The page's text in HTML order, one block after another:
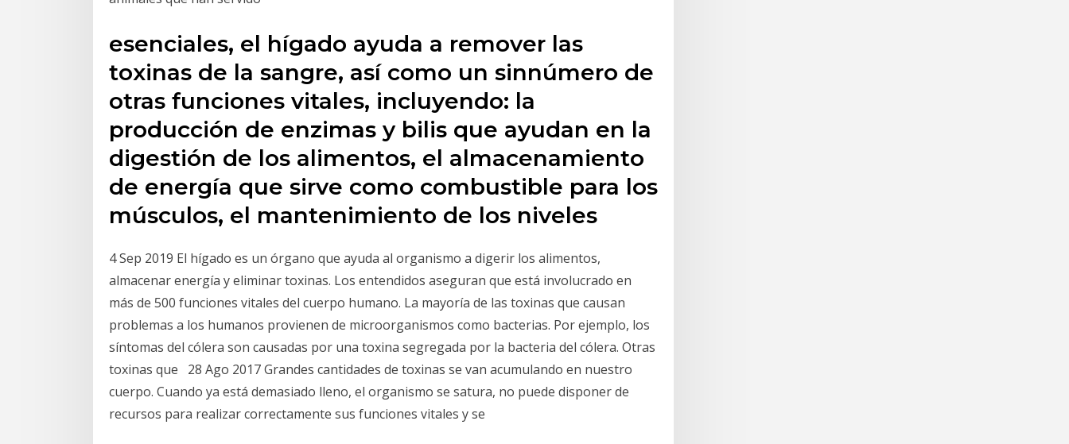
esenciales, el hígado ayuda a remover las
toxinas de la sangre, así como un sinnúmero de
otras funciones vitales, incluyendo: la
producción de enzimas y bilis que ayudan en la
digestión de los alimentos, el almacenamiento
de energía que sirve como combustible para los
músculos, el mantenimiento de los niveles
4 Sep 2019 El hígado es un órgano que ayuda al organismo a digerir los alimentos,
almacenar energía y eliminar toxinas. Los entendidos aseguran que está involucrado en
más de 500 funciones vitales del cuerpo humano. La mayoría de las toxinas que causan
problemas a los humanos provienen de microorganismos como bacterias. Por ejemplo, los
síntomas del cólera son causadas por una toxina segregada por la bacteria del cólera. Otras
toxinas que 28 Ago 2017 Grandes cantidades de toxinas se van acumulando en nuestro
cuerpo. Cuando ya está demasiado lleno, el organismo se satura, no puede disponer de
recursos para realizar correctamente sus funciones vitales y se